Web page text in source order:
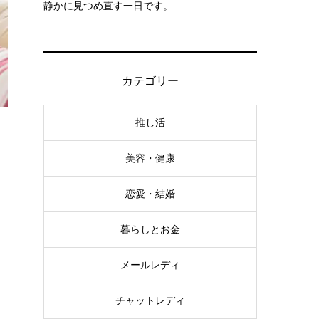
静かに見つめ直す一日です。
カテゴリー
推し活
美容・健康
恋愛・結婚
暮らしとお金
メールレディ
チャットレディ